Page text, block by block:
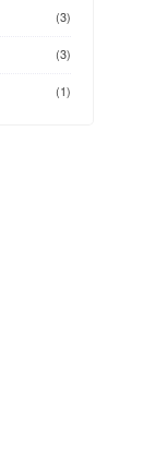
(3)
(3)
(1)